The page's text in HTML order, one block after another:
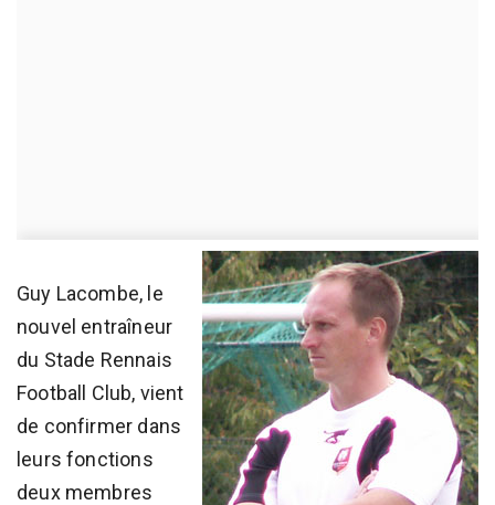
Guy Lacombe, le
nouvel entraîneur
du Stade Rennais
Football Club, vient
de confirmer dans
leurs fonctions
deux membres